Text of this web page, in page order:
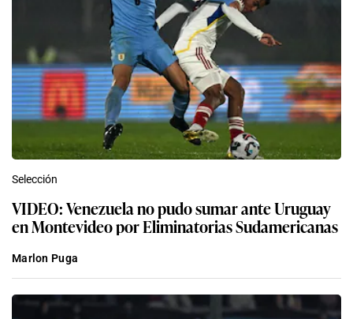
Selección
VIDEO: Venezuela no pudo sumar ante Uruguay
en Montevideo por Eliminatorias Sudamericanas
Marlon Puga